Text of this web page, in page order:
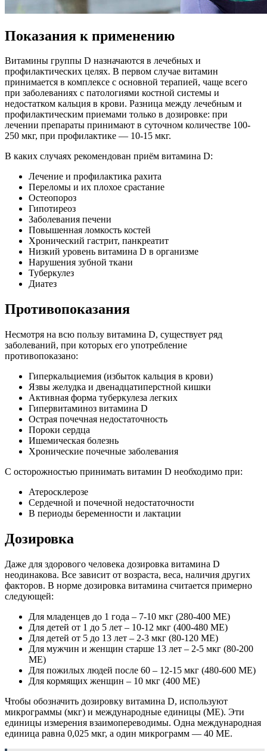
Показания к применению
Витамины группы D назначаются в лечебных и
профилактических целях. В первом случае витамин
принимается в комплексе с основной терапией, чаще всего
при заболеваниях с патологиями костной системы и
недостатком кальция в крови. Разница между лечебным и
профилактическим приемами только в дозировке: при
лечении препараты принимают в суточном количестве 100-
250 мкг, при профилактике — 10-15 мкг.
В каких случаях рекомендован приём витамина D:
Лечение и профилактика рахита
Переломы и их плохое срастание
Остеопороз
Гипотиреоз
Заболевания печени
Повышенная ломкость костей
Хронический гастрит, панкреатит
Низкий уровень витамина D в организме
Нарушения зубной ткани
Туберкулез
Диатез
Противопоказания
Несмотря на всю пользу витамина D, существует ряд
заболеваний, при которых его употребление
противопоказано:
Гиперкальциемия (избыток кальция в крови)
Язвы желудка и двенадцатиперстной кишки
Активная форма туберкулеза легких
Гипервитаминоз витамина D
Острая почечная недостаточность
Пороки сердца
Ишемическая болезнь
Хронические почечные заболевания
С осторожностью принимать витамин D необходимо при:
Атеросклерозе
Сердечной и почечной недостаточности
В периоды беременности и лактации
Дозировка
Даже для здорового человека дозировка витамина D
неодинакова. Все зависит от возраста, веса, наличия других
факторов. В норме дозировка витамина считается примерно
следующей:
Для младенцев до 1 года – 7-10 мкг (280-400 МЕ)
Для детей от 1 до 5 лет – 10-12 мкг (400-480 МЕ)
Для детей от 5 до 13 лет – 2-3 мкг (80-120 МЕ)
Для мужчин и женщин старше 13 лет – 2-5 мкг (80-200
МЕ)
Для пожилых людей после 60 – 12-15 мкг (480-600 МЕ)
Для кормящих женщин – 10 мкг (400 МЕ)
Чтобы обозначить дозировку витамина D, используют
микрограммы (мкг) и международные единицы (МЕ). Эти
единицы измерения взаимопереводимы. Одна международная
единица равна 0,025 мкг, а один микрограмм — 40 МЕ.